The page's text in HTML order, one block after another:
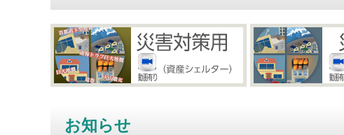
お知らせ